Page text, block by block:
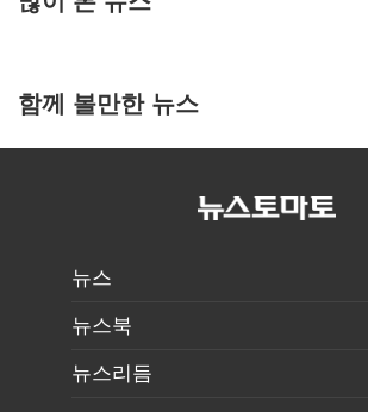
함께 볼만한 뉴스
뉴스
뉴스북
뉴스리듬